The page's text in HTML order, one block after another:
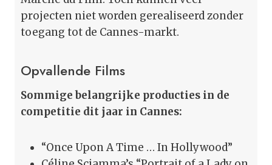
projecten niet worden gerealiseerd zonder
toegang tot de Cannes-markt.
Opvallende Films
Sommige belangrijke producties in de
competitie dit jaar in Cannes:
“Once Upon A Time … In Hollywood”